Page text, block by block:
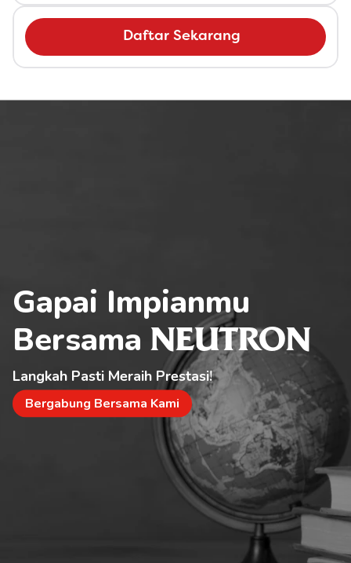
Daftar Sekarang
Gapai Impianmu
Bersama NEUTRON
Langkah Pasti Meraih Prestasi!
Bergabung Bersama Kami